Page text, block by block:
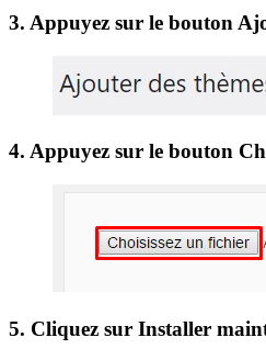
3. Appuyez sur le bouton
4. Appuyez sur le bouton
5. Cliquez sur Installer